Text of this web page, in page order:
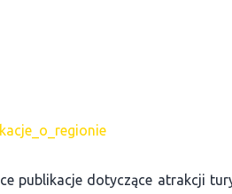
publikacje dotyczące atrakcji